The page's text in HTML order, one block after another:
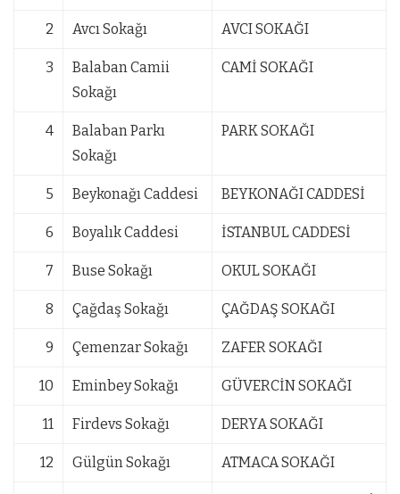
2 Avcı Sokağı AVCI SOKAĞI
3
Balaban Camii
Sokağı
CAMİ SOKAĞI
4
Balaban Parkı
Sokağı
PARK SOKAĞI
5 Beykonağı Caddesi BEYKONAĞI CADDESİ
6 Boyalık Caddesi İSTANBUL CADDESİ
7 Buse Sokağı OKUL SOKAĞI
8 Çağdaş Sokağı ÇAĞDAŞ SOKAĞI
9 Çemenzar Sokağı ZAFER SOKAĞI
10 Eminbey Sokağı GÜVERCİN SOKAĞI
11 Firdevs Sokağı DERYA SOKAĞI
12 Gülgün Sokağı ATMACA SOKAĞI